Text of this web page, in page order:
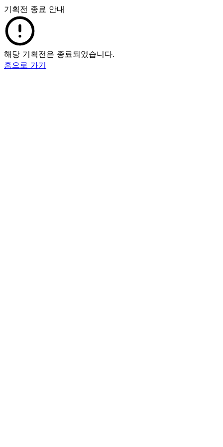
기획전 종료 안내
해당 기획전은 종료되었습니다.
홈으로 가기